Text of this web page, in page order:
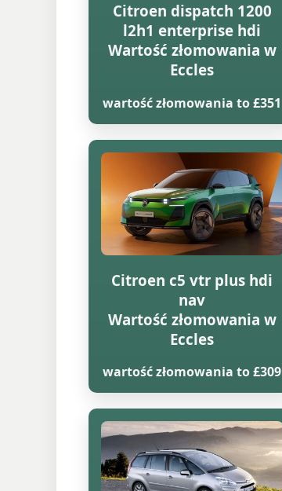
Citroen dispatch 1200
l2h1 enterprise hdi
Wartość złomowania w
Eccles
wartość złomowania to £351
Citroen c5 vtr plus hdi
nav
Wartość złomowania w
Eccles
wartość złomowania to £309